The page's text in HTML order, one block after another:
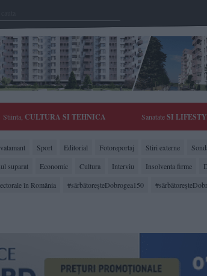
Stiinta, CULTURA SI TEHNICA SanatateSI
Sport Editorial Fotoreportaj Stiri externe
suparat Economic Cultura Interviu Insolventa firme
în România #sărbătoreşteDobrogea150